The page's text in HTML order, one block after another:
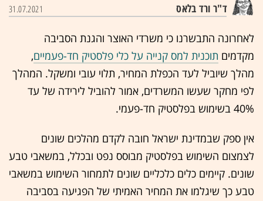
ד"ר ורד בלאס 31.07.2021
לאחרונה התבשרנו כי משרדי האוצר והגנת הסביבה
מקדמים תוכנית למס קנייה על כלי פלסטיק חד-פעמיים,
מהלך שיוביל לעד הכפלת המחיר, תלוי עובי ומשקל. המהלך
לפי מחקר שעשו המשרדים, אמור להוביל לירידה של עד
40% בשימוש בפלסטיק חד-פעמי.
אין ספק שבמדינת ישראל חובה לקדם מהלכים שונים
לצמצום השימוש בפלסטיק מבוסס נפט ובכלל, במשאבי טבע
שונים. קיימים כלים כלכליים שונים לתמחור השימוש במשאבי
טבע כך שיגלמו את המחיר האמיתי של הפגיעה בסביבה